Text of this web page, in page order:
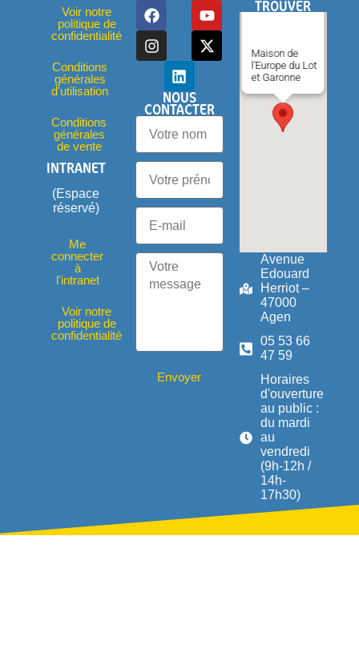
Voir notre
politique de
confidentialité
Conditions
générales
d'utilisation
Conditions
générales
de vente
INTRANET
(Espace
réservé)
Me
connecter
à
l'intranet
Voir notre
politique de
confidentialité
NOUS
CONTACTER
Envoyer
TROUVER
Maison de
l'Europe du Lot
et Garonne
Avenue
Edouard
Herriot –
47000
Agen
05 53 66
47 59
Horaires
d'ouverture
au public :
du mardi
au
vendredi
(9h-12h /
14h-
17h30)